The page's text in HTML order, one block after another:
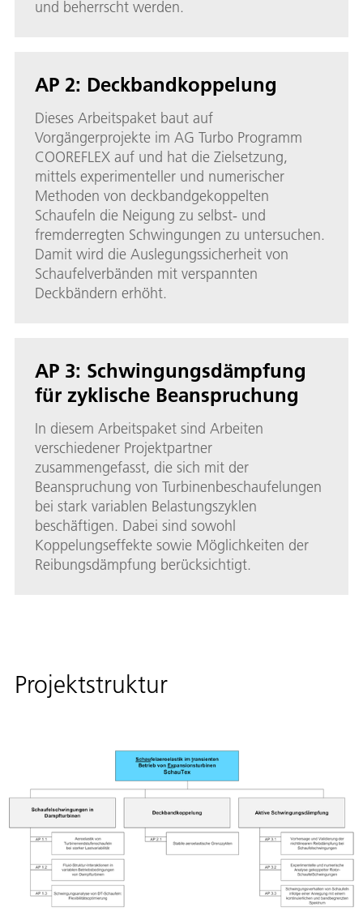
und beherrscht werden.
AP 2: Deckbandkoppelung
Dieses Arbeitspaket baut auf
Vorgängerprojekte im AG Turbo Programm
COOREFLEX auf und hat die Zielsetzung,
mittels experimenteller und numerischer
Methoden von deckbandgekoppelten
Schaufeln die Neigung zu selbst- und
fremderregten Schwingungen zu untersuchen.
Damit wird die Auslegungssicherheit von
Schaufelverbänden mit verspannten
Deckbändern erhöht.
AP 3: Schwingungsdämpfung
für zyklische Beanspruchung
In diesem Arbeitspaket sind Arbeiten
verschiedener Projektpartner
zusammengefasst, die sich mit der
Beanspruchung von Turbinenbeschaufelungen
bei stark variablen Belastungszyklen
beschäftigen. Dabei sind sowohl
Koppelungseffekte sowie Möglichkeiten der
Reibungsdämpfung berücksichtigt.
Projektstruktur